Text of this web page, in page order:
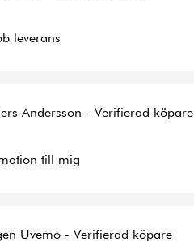
leverans
Andersson - Verifierad köpare
till mig
Uvemo - Verifierad köpare